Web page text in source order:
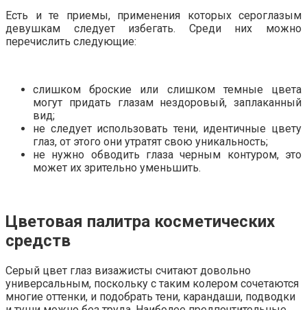
Есть и те приемы, применения которых сероглазым
девушкам следует избегать. Среди них можно
перечислить следующие:
слишком броские или слишком темные цвета
могут придать глазам нездоровый, заплаканный
вид;
не следует использовать тени, идентичные цвету
глаз, от этого они утратят свою уникальность;
не нужно обводить глаза черным контуром, это
может их зрительно уменьшить.
Цветовая палитра косметических
средств
Серый цвет глаз визажисты считают довольно
универсальным, поскольку с таким колером сочетаются
многие оттенки, и подобрать тени, карандаши, подводки